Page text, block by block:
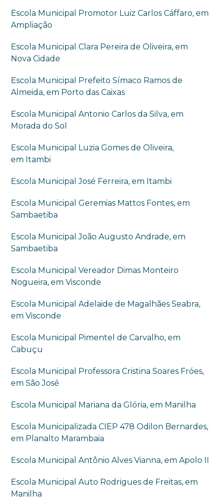
Escola Municipal Promotor Luiz Carlos Cáffaro, em
Ampliação
Escola Municipal Clara Pereira de Oliveira, em
Nova Cidade
Escola Municipal Prefeito Símaco Ramos de
Almeida, em Porto das Caixas
Escola Municipal Antonio Carlos da Silva, em
Morada do Sol
Escola Municipal Luzia Gomes de Oliveira,
em Itambi
Escola Municipal José Ferreira, em Itambi
Escola Municipal Geremias Mattos Fontes, em
Sambaetiba
Escola Municipal João Augusto Andrade, em
Sambaetiba
Escola Municipal Vereador Dimas Monteiro
Nogueira, em Visconde
Escola Municipal Adelaide de Magalhães Seabra,
em Visconde
Escola Municipal Pimentel de Carvalho, em
Cabuçu
Escola Municipal Professora Cristina Soares Fróes,
em São José
Escola Municipal Mariana da Glória, em Manilha
Escola Municipalizada CIEP 478 Odilon Bernardes,
em Planalto Marambaia
Escola Municipal Antônio Alves Vianna, em Apolo II
Escola Municipal Auto Rodrigues de Freitas, em
Manilha